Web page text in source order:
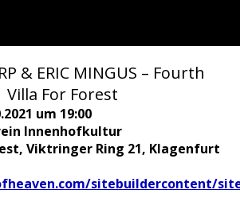
& ERIC MINGUS – Fourth
For Forest
um 19:00
Innenhofkultur
Viktringer Ring 21, Klagenfurt
sitebuildercontent/